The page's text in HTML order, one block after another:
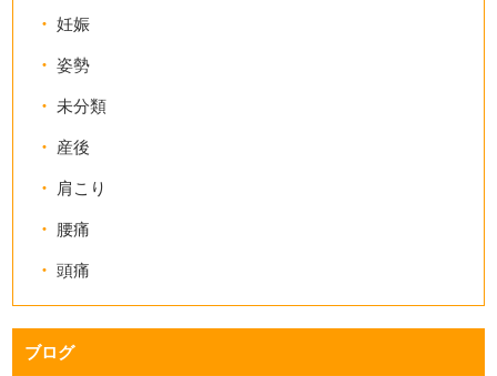
妊娠
姿勢
未分類
産後
肩こり
腰痛
頭痛
ブログ